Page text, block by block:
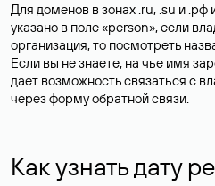
Для доменов в зонах .ru, .su и
указано в поле «person», если
организация, то посмотреть
Если вы не знаете, на чье имя
дает возможность связаться с
через форму обратной связи.
Как узнать дату